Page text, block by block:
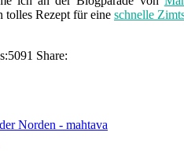
tolles Rezept für eine schnelle
5091 Share:
Norden - mahtava